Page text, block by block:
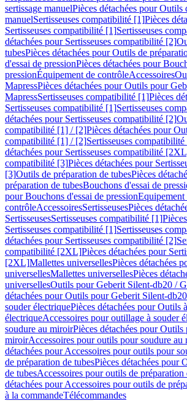
sertissage manuelPièces détachées pour Outils
manuelSertisseuses compatibilité [1]Pièces
Sertisseuses compatibilité [1]Sertisseuses
détachées pour Sertisseuses compatibilité [2]
tubesPièces détachées pour Outils de
d'essai de pressionPièces détachées pour
pressionÉquipement de contrôleAccessoires
MapressPièces détachées pour Outils pour
MapressSertisseuses compatibilité [1]Pièces
Sertisseuses compatibilité [1]Sertisseuses
détachées pour Sertisseuses compatibilité [2]
compatibilité [1] / [2]Pièces détachées pour
compatibilité [1] / [2]Sertisseuses
détachées pour Sertisseuses compatibilité
compatibilité [3]Pièces détachées pour
[3]Outils de préparation de tubesPièces
préparation de tubesBouchons d'essai de
pour Bouchons d'essai de pressionEquipement
contrôleAccessoiresSertisseusesPièces
SertisseusesSertisseuses compatibilité [1]
Sertisseuses compatibilité [1]Sertisseuses
détachées pour Sertisseuses compatibilité [2]
compatibilité [2XL]Pièces détachées pour
[2XL]Mallettes universellesPièces détachées
universellesMallettes universellesPièces
universellesOutils pour Geberit Silent-db20 /
détachées pour Outils pour Geberit Silent-
souder électriquePièces détachées pour Outils
électriqueAccessoires pour outillage à souder
soudure au miroirPièces détachées pour Outils
miroirAccessoires pour outils pour soudure au
détachées pour Accessoires pour outils pour
de préparation de tubesPièces détachées pour
de tubesAccessoires pour outils de préparation
détachées pour Accessoires pour outils de
à la commandeTélécommandes